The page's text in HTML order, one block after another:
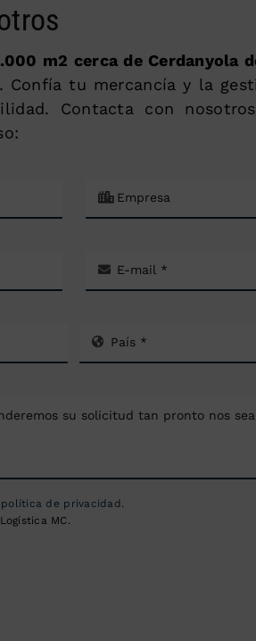
m2 cerca de Cerdanyola
. Confía tu mercancía y la
Contacta con
política de privacidad .
MC.